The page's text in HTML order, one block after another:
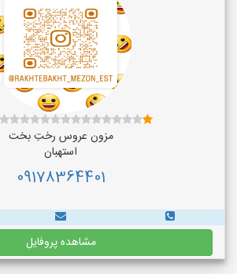
مزون عروس رختِ بخت
استهبان
09178364401
مشاهده پروفایل